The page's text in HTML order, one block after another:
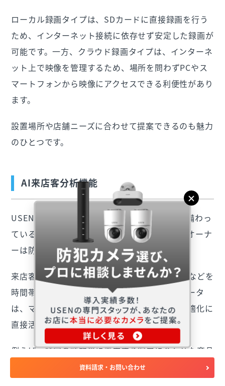
ローカル録画タイプは、SDカードに直接録画を行う
ため、インターネット接続に依存せず安定した録画が
可能です。一方、クラウド録画タイプは、インターネ
ット上で映像を管理するため、場所を問わずPCやス
マートフォンから映像にアクセスできる利便性があり
ます。
設置場所や店舗ニーズに合わせて提案できるのも魅力
のひとつです。
AI来店客分析機能
USEN Cameraの中には、AI来店客分析機能が備わっ
ているものがあります。この機能により、店舗オーナ
ーは防犯以上の価値を得ることができます。
来店客の男女比率、年代傾向、リピーター比率などを
時間帯別に計測し分析が可能です。これらのデータ
は、マーケティング戦略の立案や店舗運営の最適化に
直接活用できる貴重な情報源となります。
例えば、特定の時間帯に来店する客層に合わせた商品
展開や接客方法の調整、リピーター率向上のための施
資料請求・お問い合わせ